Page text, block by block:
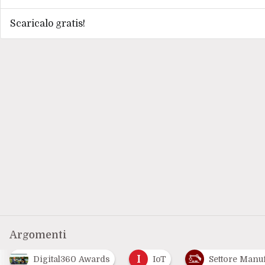
Scaricalo gratis!
Argomenti
Digital360 Awards I IoT Settore